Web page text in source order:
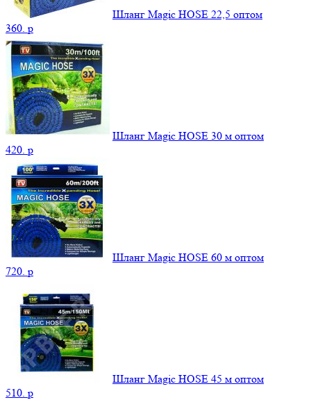
Шланг Magic HOSE 22,5 оптом
360. p
Шланг Magic HOSE 30 м оптом
420. p
Шланг Magic HOSE 60 м оптом
720. p
Шланг Magic HOSE 45 м оптом
510. p